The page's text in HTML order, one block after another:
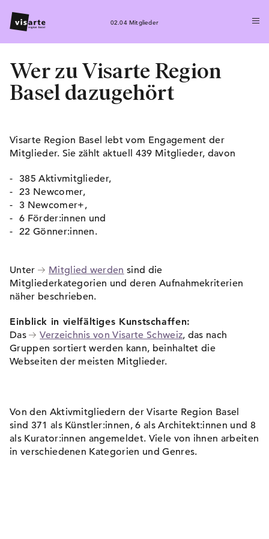
02.04 Mitglieder
Wer zu Visarte Region
Basel dazugehört
Visarte Region Basel lebt vom Engagement der
Mitglieder. Sie zählt aktuell 439 Mitglieder, davon
385 Aktivmitglieder,
23 Newcomer,
3 Newcomer+,
6 Förder:innen und
22 Gönner:innen.
Unter Mitglied werden sind die
Mitgliederkategorien und deren Aufnahmekriterien
näher beschrieben.
Einblick in vielfältiges Kunstschaffen:
Das Verzeichnis von Visarte Schweiz, das nach
Gruppen sortiert werden kann, beinhaltet die
Webseiten der meisten Mitglieder.
Von den Aktivmitgliedern der Visarte Region Basel
sind 371 als Künstler:innen, 6 als Architekt:innen und 8
als Kurator:innen angemeldet. Viele von ihnen arbeiten
in verschiedenen Kategorien und Genres.